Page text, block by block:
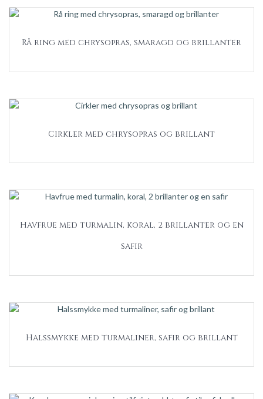
Rå ring med chrysopras, smaragd og brillanter
Cirkler med chrysopras og brillant
Havfrue med turmalin, koral, 2 brillanter og en
safir
Halssmykke med turmaliner, safir og brillant